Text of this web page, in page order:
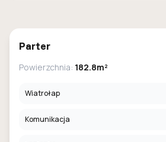
Parter
Powierzchnia: 182.8m²
Wiatrołap
Komunikacja